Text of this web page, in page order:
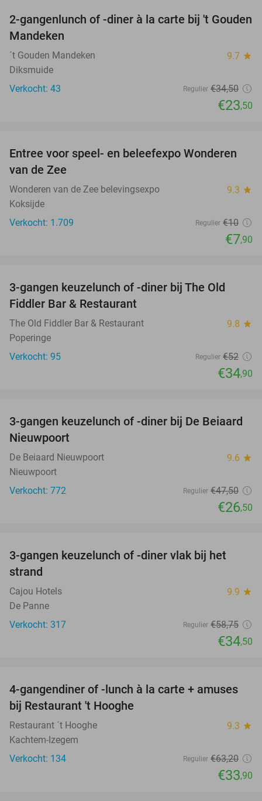
32%
2-gangenlunch of -diner à la carte bij 't Gouden
Mandeken
´t Gouden Mandeken 9.7 star
Diksmuide
Verkocht: 43
Regulier €34,50
€23,50
21%
Entree voor speel- en beleefexpo Wonderen
van de Zee
Wonderen van de Zee belevingsexpo 9.3 star
Koksijde
Verkocht: 1.709
Regulier €10
€7,90
3-gangen keuzelunch of -diner bij The Old
Fiddler Bar & Restaurant
The Old Fiddler Bar & Restaurant 9.8 star
Poperinge
Verkocht: 95
Regulier €52
€34,90
44%
3-gangen keuzelunch of -diner bij De Beiaard
Nieuwpoort
De Beiaard Nieuwpoort 9.6 star
Nieuwpoort
Verkocht: 772
Regulier €47,50
€26,50
3-gangen keuzelunch of -diner vlak bij het
strand
Cajou Hotels 9.9 star
De Panne
Verkocht: 317
Regulier €58,75
€34,50
46%
4-gangendiner of -lunch à la carte + amuses
bij Restaurant 't Hooghe
Restaurant ´t Hooghe 9.3 star
Kachtem-Izegem
Verkocht: 134
Regulier €63,20
€33,90